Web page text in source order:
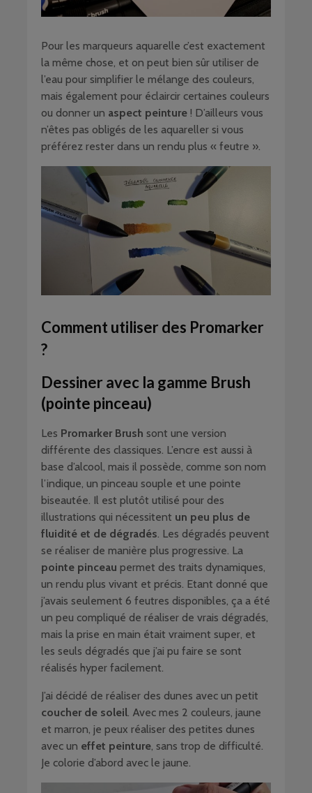
Pour les marqueurs aquarelle c’est exactement
la même chose, et on peut bien sûr utiliser de
l’eau pour simplifier le mélange des couleurs,
mais également pour éclaircir certaines couleurs
ou donner un aspect peinture ! D’ailleurs vous
n’êtes pas obligés de les aquareller si vous
préférez rester dans un rendu plus « feutre ».
Comment utiliser des Promarker
?
Dessiner avec la gamme Brush
(pointe pinceau)
Les Promarker Brush sont une version
différente des classiques. L’encre est aussi à
base d’alcool, mais il possède, comme son nom
l’indique, un pinceau souple et une pointe
biseautée. Il est plutôt utilisé pour des
illustrations qui nécessitent un peu plus de
fluidité et de dégradés. Les dégradés peuvent
se réaliser de manière plus progressive. La
pointe pinceau permet des traits dynamiques,
un rendu plus vivant et précis. Etant donné que
j’avais seulement 6 feutres disponibles, ça a été
un peu compliqué de réaliser de vrais dégradés,
mais la prise en main était vraiment super, et
les seuls dégradés que j’ai pu faire se sont
réalisés hyper facilement.
J’ai décidé de réaliser des dunes avec un petit
coucher de soleil. Avec mes 2 couleurs, jaune
et marron, je peux réaliser des petites dunes
avec un effet peinture, sans trop de difficulté.
Je colorie d’abord avec le jaune.